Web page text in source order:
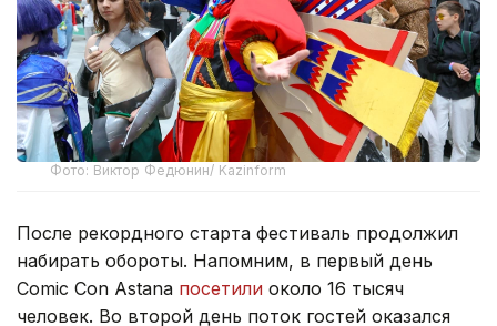
Фото: Виктор Федюнин/ Kazinform
После рекордного старта фестиваль продолжил
набирать обороты. Напомним, в первый день
Comic Con Astana посетили около 16 тысяч
человек. Во второй день поток гостей оказался